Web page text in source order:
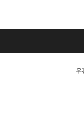
우